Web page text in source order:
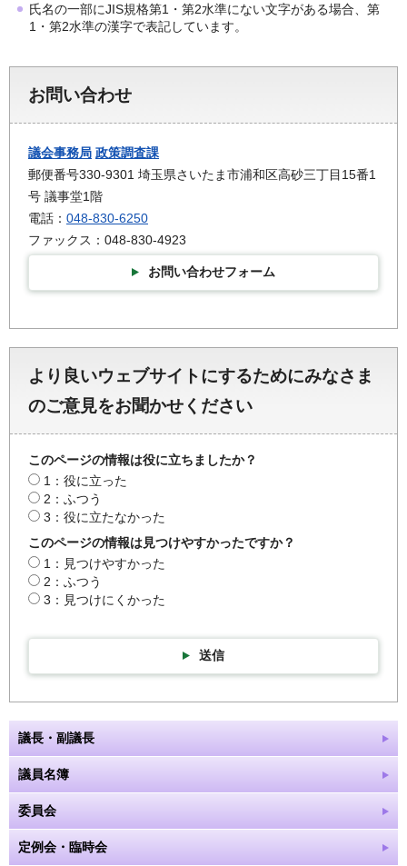
氏名の一部にJIS規格第1・第2水準にない文字がある場合、第
1・第2水準の漢字で表記しています。
お問い合わせ
議会事務局 政策調査課
郵便番号330-9301 埼玉県さいたま市浦和区高砂三丁目15番1
号 議事堂1階
電話： 048-830-6250
ファックス：048-830-4923
お問い合わせフォーム
より良いウェブサイトにするためにみなさま
のご意見をお聞かせください
このページの情報は役に立ちましたか？
1：役に立った
2：ふつう
3：役に立たなかった
このページの情報は見つけやすかったですか？
1：見つけやすかった
2：ふつう
3：見つけにくかった
送信
議長・副議長
議員名簿
委員会
定例会・臨時会